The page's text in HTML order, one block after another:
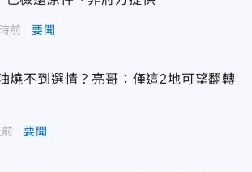
前 要聞
燒不到選情？亮哥：僅這2地可望翻轉
要聞